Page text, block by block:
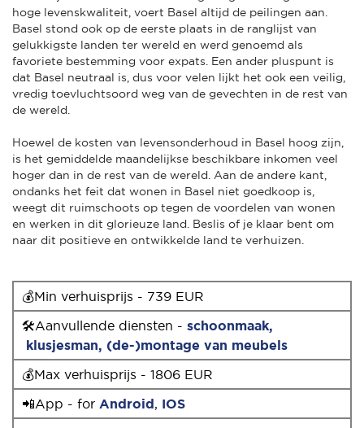
hoge levenskwaliteit, voert Basel altijd de peilingen aan.
Basel stond ook op de eerste plaats in de ranglijst van
gelukkigste landen ter wereld en werd genoemd als
favoriete bestemming voor expats. Een ander pluspunt is
dat Basel neutraal is, dus voor velen lijkt het ook een veilig,
vredig toevluchtsoord weg van de gevechten in de rest van
de wereld.
Hoewel de kosten van levensonderhoud in Basel hoog zijn,
is het gemiddelde maandelijkse beschikbare inkomen veel
hoger dan in de rest van de wereld. Aan de andere kant,
ondanks het feit dat wonen in Basel niet goedkoop is,
weegt dit ruimschoots op tegen de voordelen van wonen
en werken in dit glorieuze land. Beslis of je klaar bent om
naar dit positieve en ontwikkelde land te verhuizen.
💰Min verhuisprijs - 739 EUR
🛠Aanvullende diensten - schoonmaak,
klusjesman, (de-)montage van meubels
💰Max verhuisprijs - 1806 EUR
📲App - for Android, IOS